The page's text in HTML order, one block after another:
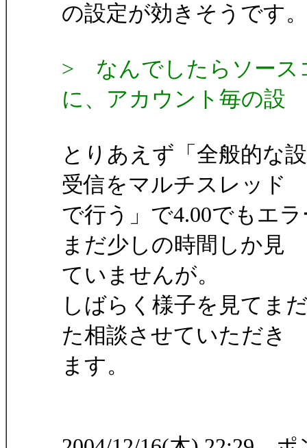
の設定が効きそうです。
> なんでしたらソース
に、アカウント毎の設
とりあえず「全般的な
受信をマルチスレッド
で行う」で4.00でもエ
まだ少しの時間しか見
ていませんが。
しばらく様子を見てま
た相談させていただき
ます。